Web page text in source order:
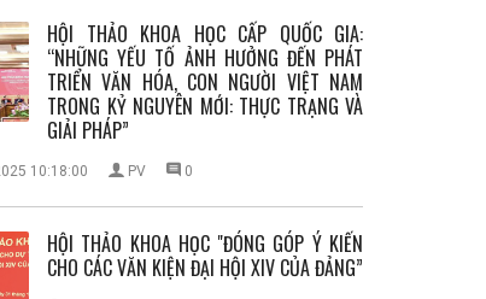
HỘI THẢO KHOA HỌC CẤP QUỐC GIA:
“NHỮNG YẾU TỐ ẢNH HƯỞNG ĐẾN PHÁT
TRIỂN VĂN HÓA, CON NGƯỜI VIỆT NAM
TRONG KỶ NGUYÊN MỚI: THỰC TRẠNG VÀ
GIẢI PHÁP”
10:18:00 PV 0
HỘI THẢO KHOA HỌC "ĐÓNG GÓP Ý KIẾN
CHO CÁC VĂN KIỆN ĐẠI HỘI XIV CỦA ĐẢNG”